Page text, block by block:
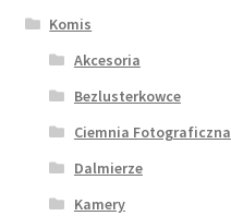
Komis
Akcesoria
Bezlusterkowce
Ciemnia Fotograficzna
Dalmierze
Kamery